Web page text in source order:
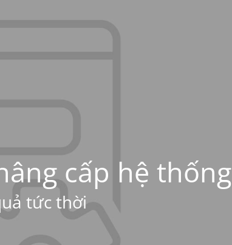
cấp hệ thống
tức thời